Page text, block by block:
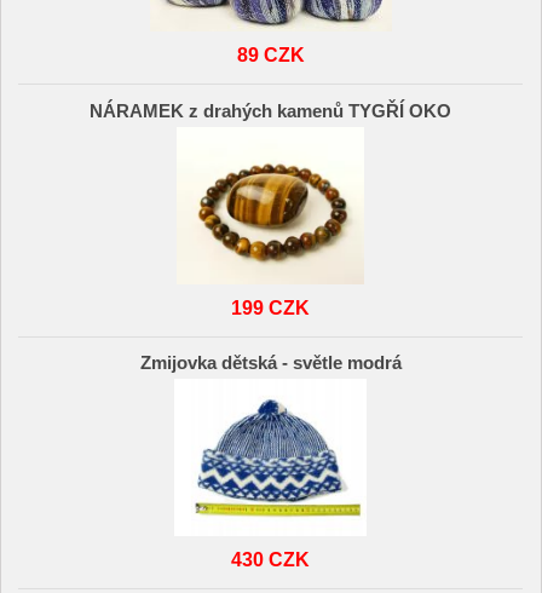
89 CZK
NÁRAMEK z drahých kamenů TYGŘÍ OKO
199 CZK
Zmijovka dětská - světle modrá
430 CZK